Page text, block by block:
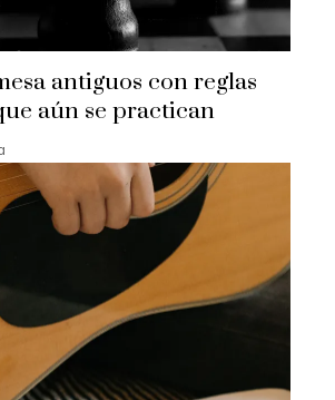
antiguos con reglas
aún se practican